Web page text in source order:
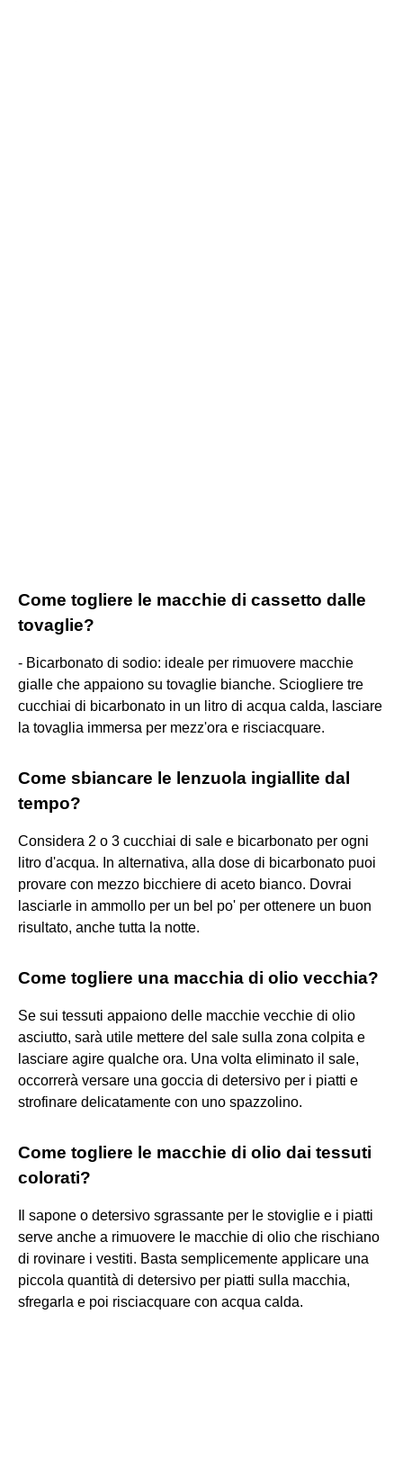
Come togliere le macchie di cassetto dalle
tovaglie?
- Bicarbonato di sodio: ideale per rimuovere macchie
gialle che appaiono su tovaglie bianche. Sciogliere tre
cucchiai di bicarbonato in un litro di acqua calda, lasciare
la tovaglia immersa per mezz'ora e risciacquare.
Come sbiancare le lenzuola ingiallite dal
tempo?
Considera 2 o 3 cucchiai di sale e bicarbonato per ogni
litro d'acqua. In alternativa, alla dose di bicarbonato puoi
provare con mezzo bicchiere di aceto bianco. Dovrai
lasciarle in ammollo per un bel po' per ottenere un buon
risultato, anche tutta la notte.
Come togliere una macchia di olio vecchia?
Se sui tessuti appaiono delle macchie vecchie di olio
asciutto, sarà utile mettere del sale sulla zona colpita e
lasciare agire qualche ora. Una volta eliminato il sale,
occorrerà versare una goccia di detersivo per i piatti e
strofinare delicatamente con uno spazzolino.
Come togliere le macchie di olio dai tessuti
colorati?
Il sapone o detersivo sgrassante per le stoviglie e i piatti
serve anche a rimuovere le macchie di olio che rischiano
di rovinare i vestiti. Basta semplicemente applicare una
piccola quantità di detersivo per piatti sulla macchia,
sfregarla e poi risciacquare con acqua calda.